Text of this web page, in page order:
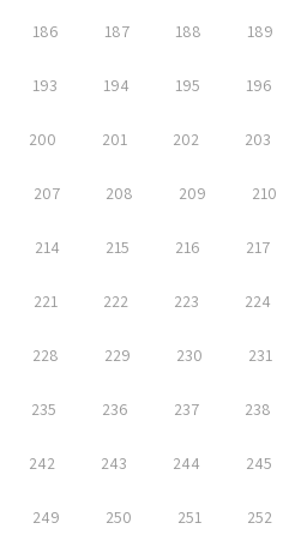
186 187 188 189
193 194 195 196
200 201 202 203
207 208 209 210
214 215 216 217
221 222 223 224
228 229 230 231
235 236 237 238
242 243 244 245
249 250 251 252